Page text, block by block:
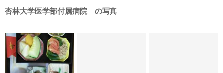
杏林大学医学部付属病院 の写真